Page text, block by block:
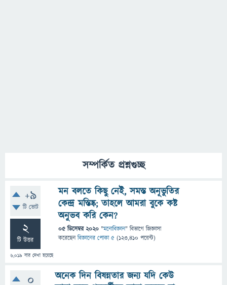
সম্পর্কিত প্রশ্নগুচ্ছ
+9
টি ভোট
2
টি উত্তর
6,019 বার দেখা হয়েছে
মন বলতে কিছু নেই, সমস্ত অনূভুতির
কেন্দ্র মস্তিষ্ক; তাহলে আমরা বুকে কষ্ট
অনুভব করি কেন?
05 ডিসেম্বর 2020 "মনোবিজ্ঞান" বিভাগে জিজ্ঞাসা
করেছেনবিজ্ঞানের পোকা ৫ (123,410 পয়েন্ট)
0
অনেক দিন বিষন্নতার জন্য যদি কেউ